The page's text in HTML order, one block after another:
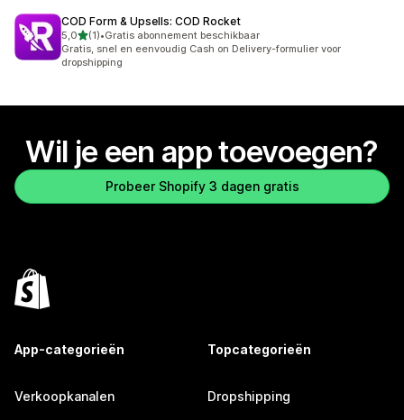
COD Form & Upsells: COD Rocket
5,0van 5 sterren
(1)
1 recensies in totaal
•Gratis abonnement beschikbaar
Gratis, snel en eenvoudig Cash on Delivery-formulier voor
dropshipping
Wil je een app toevoegen?
Probeer Shopify 3 dagen gratis
App-categorieën
Verkoopkanalen
Topcategorieën
Dropshipping